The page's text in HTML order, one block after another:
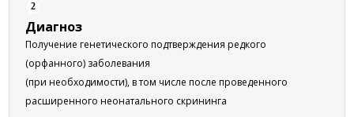
2
Диагноз
Получение генетического подтверждения редкого
(орфанного) заболевания
(при необходимости), в том числе после проведенного
расширенного неонатального скрининга